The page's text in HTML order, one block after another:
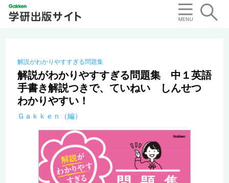
解説がわかりやすすぎる問題集
解説がわかりやすすぎる問題集 中１英語
手書き解説つきで、ていねい しんせつ
わかりやすい！
Ｇａｋｋｅｎ（編）